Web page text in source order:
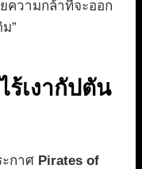
ความกล้าที่จะออก
”
ร้เงากัปตัน
กาศ Pirates of